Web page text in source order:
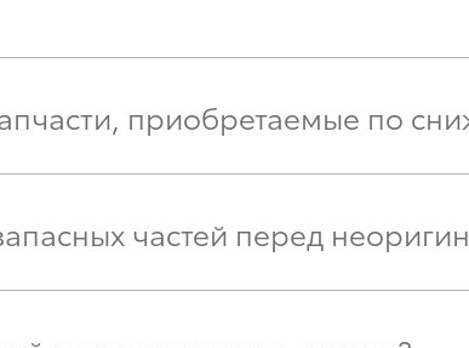
приобретаемые по
частей перед